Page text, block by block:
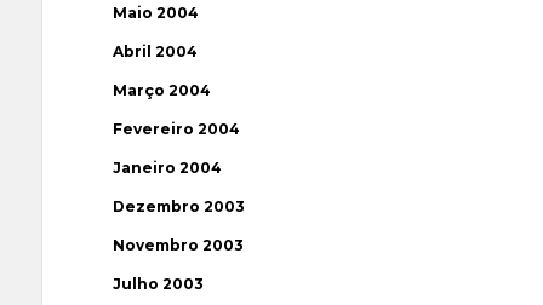
Maio 2004
Abril 2004
Março 2004
Fevereiro 2004
Janeiro 2004
Dezembro 2003
Novembro 2003
Julho 2003